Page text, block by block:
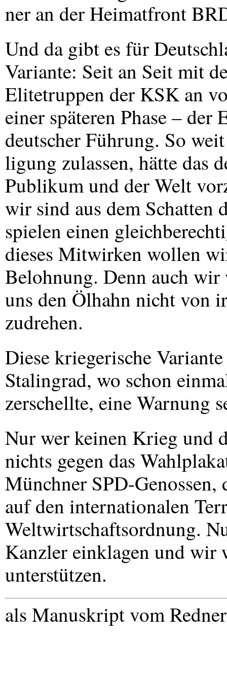
ner an der Heimatfront
Und da gibt es für
Variante: Seit an Seit mit
Elitetruppen der KSKan
einer späteren Phase – der
deutscher Führung. So
ligung zulassen, hätte das
Publikum und der Welt
wir sind aus dem Schatten
spielen einen
dieses Mitwirken wollen
Belohnung. Denn auch wir
uns den Ölhahn nicht von
zudrehen.
Diese kriegerische
Stalingrad, wo schon
zerschellte, eine Warnung
Nur wer keinen Krieg und
nichts gegen das
Münchner SPD-
auf den internationalen
Weltwirtschaftsordnung.
Kanzler einklagen und wir
unterstützen.
als Manuskript vom